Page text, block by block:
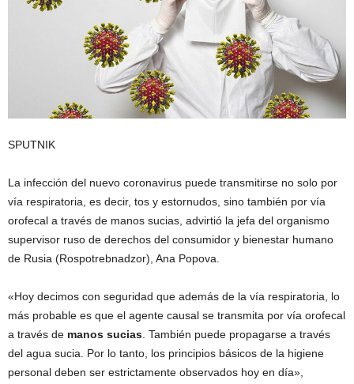
SPUTNIK
La infección del nuevo coronavirus puede transmitirse no solo por
vía respiratoria, es decir, tos y estornudos, sino también por vía
orofecal a través de manos sucias, advirtió la jefa del organismo
supervisor ruso de derechos del consumidor y bienestar humano
de Rusia (Rospotrebnadzor), Ana Popova.
«Hoy decimos con seguridad que además de la vía respiratoria, lo
más probable es que el agente causal se transmita por vía orofecal
a través de manos sucias. También puede propagarse a través
del agua sucia. Por lo tanto, los principios básicos de la higiene
personal deben ser estrictamente observados hoy en día»,